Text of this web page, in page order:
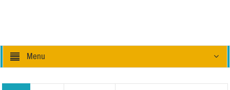
Menu